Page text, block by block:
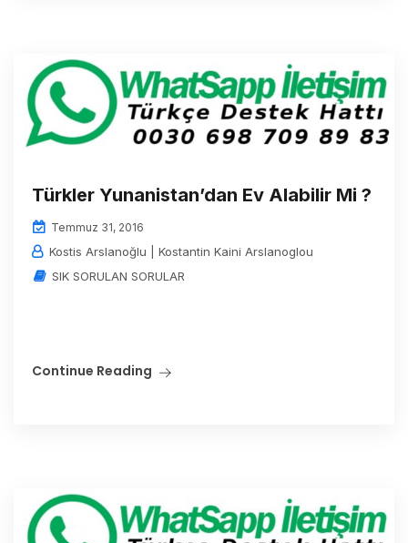
Türkler Yunanistan’dan Ev Alabilir Mi ?
Temmuz 31, 2016
Kostis Arslanoğlu | Kostantin Kaini Arslanoglou
SIK SORULAN SORULAR
Continue Reading